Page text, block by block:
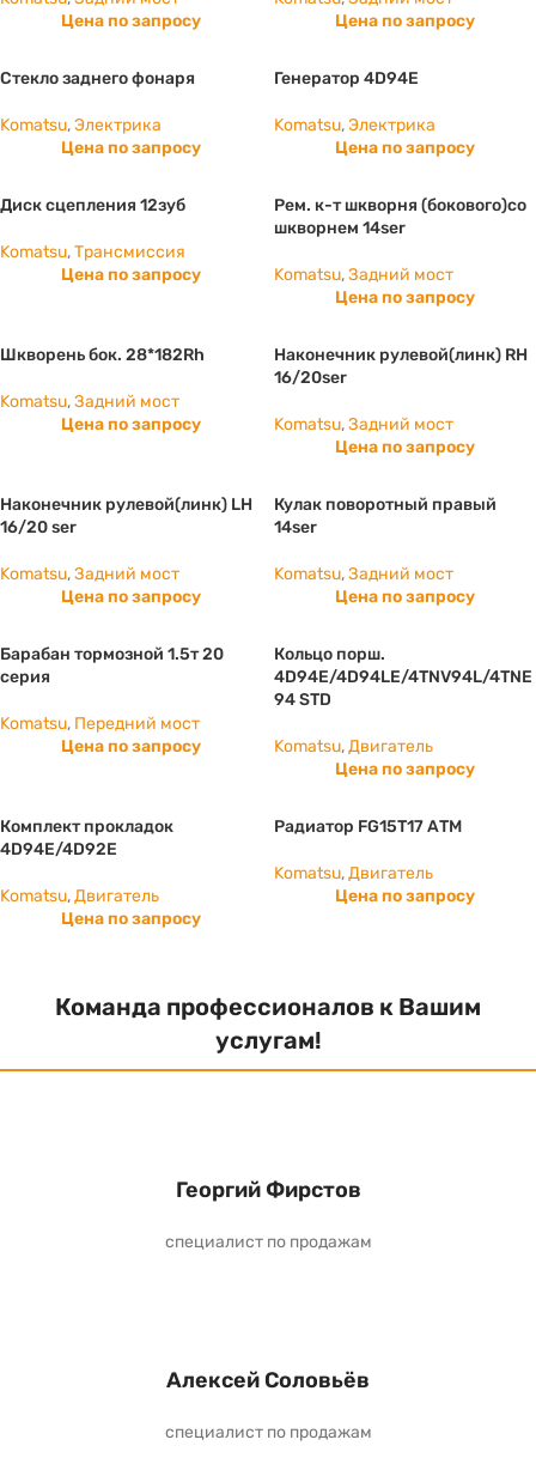
Цена по запросу
Цена по запросу
Стекло заднего фонаря
Komatsu,Электрика
Цена по запросу
Генератор 4D94E
Komatsu,Электрика
Цена по запросу
Диск сцепления 12зуб
Komatsu,Трансмиссия
Цена по запросу
Рем. к-т шкворня (бокового)со
шкворнем 14ser
Komatsu,Задний мост
Цена по запросу
Шкворень бок. 28*182Rh
Komatsu,Задний мост
Цена по запросу
Наконечник рулевой(линк) RH
16/20ser
Komatsu,Задний мост
Цена по запросу
Наконечник рулевой(линк) LH
16/20 ser
Komatsu,Задний мост
Цена по запросу
Кулак поворотный правый
14ser
Komatsu,Задний мост
Цена по запросу
Барабан тормозной 1.5т 20
серия
Komatsu, Передний мост
Цена по запросу
Кольцо порш.
4D94E/4D94LE/4TNV94L/4TNE
94 STD
Komatsu,Двигатель
Цена по запросу
Комплект прокладок
4D94E/4D92E
Komatsu,Двигатель
Цена по запросу
Радиатор FG15T17 АТМ
Komatsu,Двигатель
Цена по запросу
Команда профессионалов к Вашим
услугам!
Георгий Фирстов
специалист по продажам
Алексей Соловьёв
специалист по продажам